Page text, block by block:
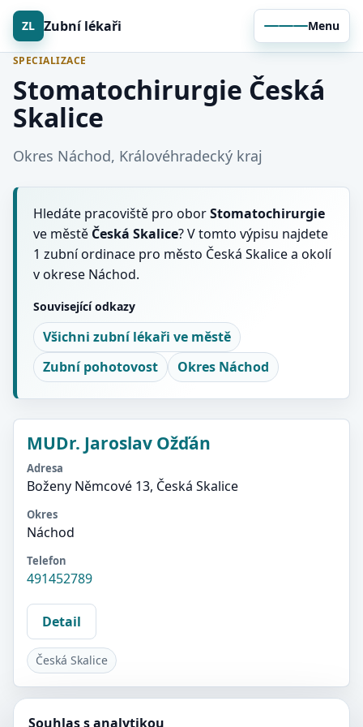
ZL Zubní lékaři Menu
SPECIALIZACE
Stomatochirurgie Česká
Skalice
Okres Náchod, Královéhradecký kraj
Hledáte pracoviště pro oborStomatochirurgie
ve městě Česká Skalice? V tomto výpisu najdete
1 zubní ordinace pro město Česká Skalice a okolí
v okrese Náchod.
Související odkazy
Všichni zubní lékaři ve městě
Zubní pohotovost
Okres Náchod
MUDr. Jaroslav Ožďán
Adresa
Boženy Němcové 13, Česká Skalice
Okres
Náchod
Telefon
491452789
Detail
Česká Skalice
Souhlas s analytikou